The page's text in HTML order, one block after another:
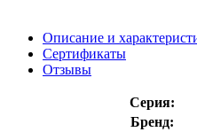
Описание и
Сертификаты
Отзывы
Серия:
Бренд: